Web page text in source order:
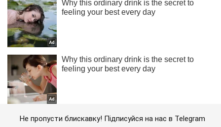
Не пропусти блискавку! Підписуйся на нас в Telegram